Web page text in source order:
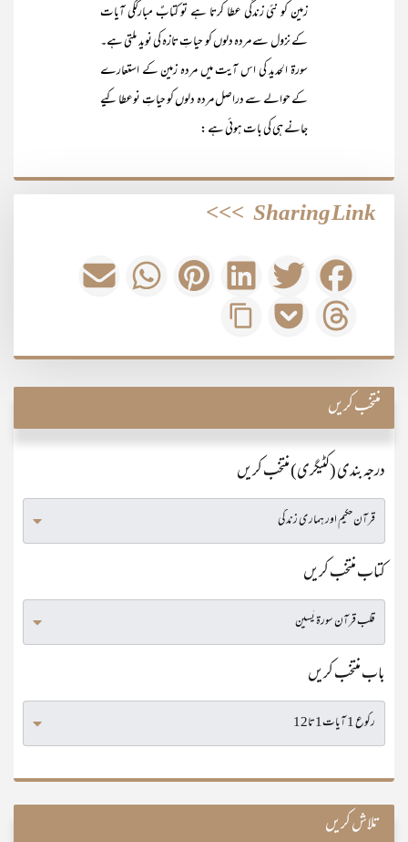
زمین کو نئی زندگی عطا کرتا ہے تو کتابٌ مبارکٌکی آیات
کے نزول سے مردہ دلوں کو حیاتِ تازہ کی نوید ملتی ہے۔
سورۃ الحدید کی اس آیت میں مردہ زمین کے استعارے
کے حوالے سے دراصل مردہ دلوں کو حیاتِ نوعطا کیے
جانے ہی کی بات ہوئی ہے :
Sharing Link
>>>
منتخب کریں
درجہ بندی (کٹیگری) منتخب کریں
کتاب منتخب کریں
باب منتخب کریں
تلاش کریں